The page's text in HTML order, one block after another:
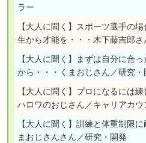
ラー
【大人に聞く】 スポーツ選手の
生から才能を・・・木下藤吉郎さ
【大人に聞く】
まずは自分に合
から・・・くまおじさん／研究・
【大人に聞く】 プロになるには練
ハロワのおじさん／キャリアカウ
【大人に聞く】 訓練と体重制限に
まおじさんさん／研究・開発